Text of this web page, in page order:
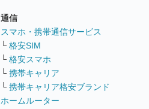
通信
スマホ・携帯通信サービス
└ 格安SIM
└ 格安スマホ
└ 携帯キャリア
└ 携帯キャリア格安ブランド
ホームルーター